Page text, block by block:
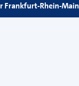
Frankfurt-Rhein-Main